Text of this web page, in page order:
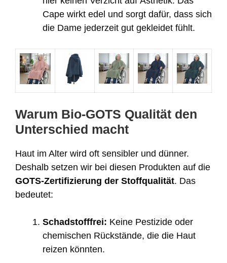
Cape wirkt edel und sorgt dafür, dass sich
die Dame jederzeit gut gekleidet fühlt.
Warum Bio-GOTS Qualität den
Unterschied macht
Haut im Alter wird oft sensibler und dünner.
Deshalb setzen wir bei diesen Produkten auf die
GOTS-Zertifizierung der Stoffqualität. Das
bedeutet:
Schadstofffrei: Keine Pestizide oder
chemischen Rückstände, die die Haut
reizen könnten.